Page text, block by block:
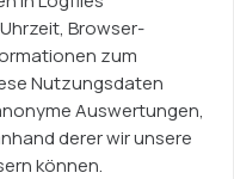
Browser-
zum
Nutzungsdaten
Auswertungen,
derer wir unsere
können.